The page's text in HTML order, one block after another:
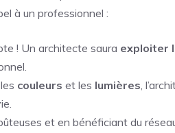
à un professionnel :
! Un architecte saura exploiter
couleurs et les lumières,
et en bénéficiant du